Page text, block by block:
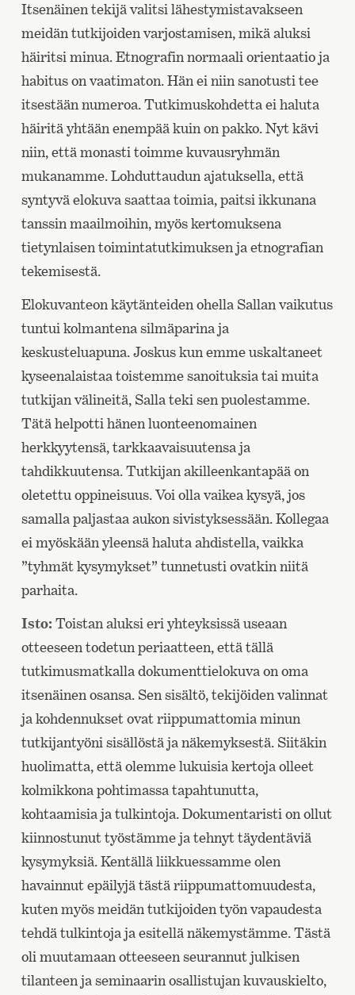
Itsenäinen tekijä valitsi lähestymistavakseen
meidän tutkijoiden varjostamisen, mikä aluksi
häiritsi minua. Etnografin normaali orientaatio ja
habitus on vaatimaton. Hän ei niin sanotusti tee
itsestään numeroa. Tutkimuskohdetta ei haluta
häiritä yhtään enempää kuin on pakko. Nyt kävi
niin, että monasti toimme kuvausryhmän
mukanamme. Lohduttaudun ajatuksella, että
syntyvä elokuva saattaa toimia, paitsi ikkunana
tanssin maailmoihin, myös kertomuksena
tietynlaisen toimintatutkimuksen ja etnografian
tekemisestä.
Elokuvanteon käytänteiden ohella Sallan vaikutus
tuntui kolmantena silmäparina ja
keskusteluapuna. Joskus kun emme uskaltaneet
kyseenalaistaa toistemme sanoituksia tai muita
tutkijan välineitä, Salla teki sen puolestamme.
Tätä helpotti hänen luonteenomainen
herkkyytensä, tarkkaavaisuutensa ja
tahdikkuutensa. Tutkijan akilleenkantapää on
oletettu oppineisuus. Voi olla vaikea kysyä, jos
samalla paljastaa aukon sivistyksessään. Kollegaa
ei myöskään yleensä haluta ahdistella, vaikka
”tyhmät kysymykset” tunnetusti ovatkin niitä
parhaita.
Isto: Toistan aluksi eri yhteyksissä useaan
otteeseen todetun periaatteen, että tällä
tutkimusmatkalla dokumenttielokuva on oma
itsenäinen osansa. Sen sisältö, tekijöiden valinnat
ja kohdennukset ovat riippumattomia minun
tutkijantyöni sisällöstä ja näkemyksestä. Siitäkin
huolimatta, että olemme lukuisia kertoja olleet
kolmikkona pohtimassa tapahtunutta,
kohtaamisia ja tulkintoja. Dokumentaristi on ollut
kiinnostunut työstämme ja tehnyt täydentäviä
kysymyksiä. Kentällä liikkuessamme olen
havainnut epäilyjä tästä riippumattomuudesta,
kuten myös meidän tutkijoiden työn vapaudesta
tehdä tulkintoja ja esitellä näkemystämme. Tästä
oli muutamaan otteeseen seurannut julkisen
tilanteen ja seminaarin osallistujan kuvauskielto,